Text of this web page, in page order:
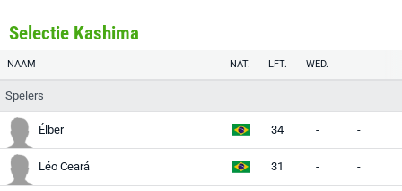
Selectie Kashima
NAAM NAT. LFT. WED.
Spelers
Élber 34 - -
Léo Ceará 31 - -